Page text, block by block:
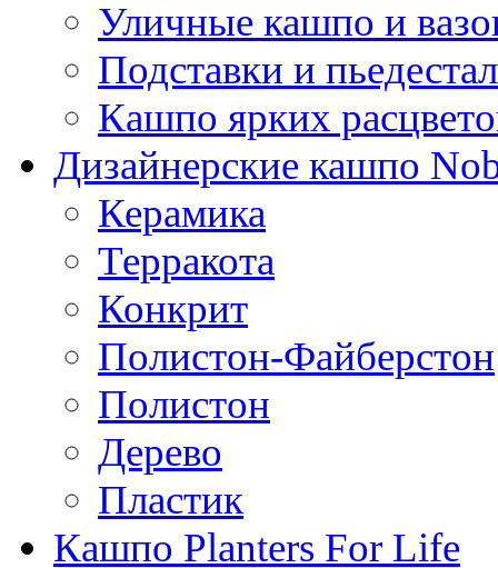
Уличные кашпо и
Подставки и
Кашпо ярких
Дизайнерские кашпо
Керамика
Терракота
Конкрит
Полистон-Файберстон
Полистон
Дерево
Пластик
Кашпо Planters For Life